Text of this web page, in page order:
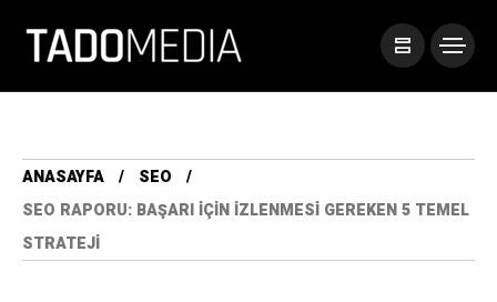
ANASAYFA
SEO
SEO RAPORU: BAŞARI İÇIN İZLENMESI GEREKEN 5 TEMEL
STRATEJI